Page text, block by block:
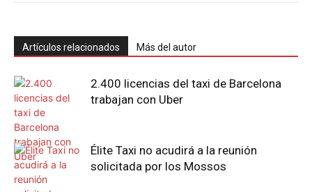
Artículos relacionados Más del autor
2.400 licencias del taxi de Barcelona
trabajan con Uber
Élite Taxi no acudirá a la reunión
solicitada por los Mossos